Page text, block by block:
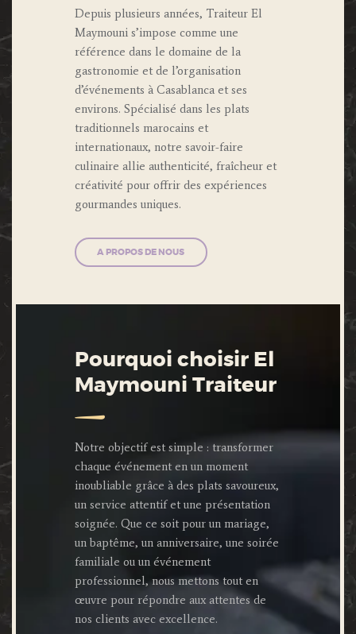
Depuis plusieurs années, Traiteur El
Maymouni s’impose comme une
référence dans le domaine de la
gastronomie et de l’organisation
d’événements à Casablanca et ses
environs. Spécialisé dans les plats
traditionnels marocains et
internationaux, notre savoir-faire
culinaire allie authenticité, fraîcheur et
créativité pour offrir des expériences
gourmandes uniques.
A PROPOS DE NOUS
Pourquoi choisir El
Maymouni Traiteur
Notre objectif est simple : transformer
chaque événement en un moment
inoubliable grâce à des plats savoureux,
un service attentif et une présentation
soignée. Que ce soit pour un mariage,
un baptême, un anniversaire, une soirée
familiale ou un événement
professionnel, nous mettons tout en
œuvre pour répondre aux attentes de
nos clients avec excellence.